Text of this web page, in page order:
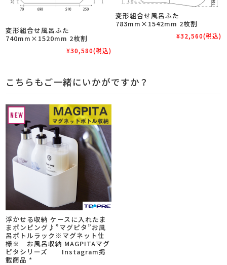
変形組合せ風呂ふた
740mm×1520mm 2枚割
¥30,580(税込)
変形組合せ風呂ふた
783mm×1542mm 2枚割
¥32,560(税込)
こちらもご一緒にいかがですか？
浮かせる収納 ケースに入れたま
まポンピング♪”マグピタ”お風
呂ボトルラック※マグネット仕
様※ お風呂収納 MAGPITAマグ
ピタシリーズ Instagram掲
載商品 *